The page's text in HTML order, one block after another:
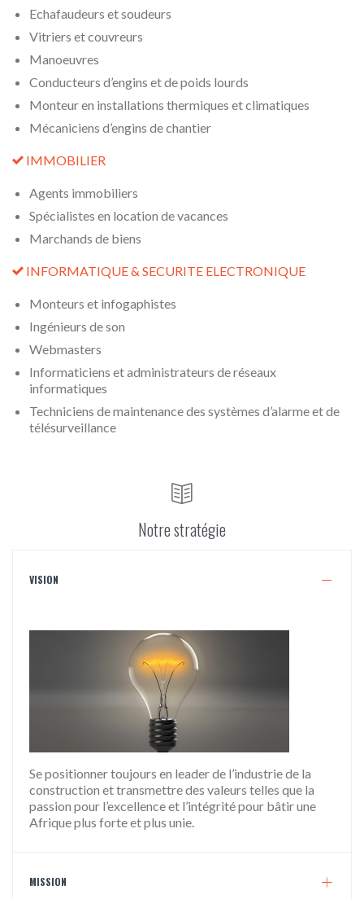
Echafaudeurs et soudeurs
Vitriers et couvreurs
Manoeuvres
Conducteurs d’engins et de poids lourds
Monteur en installations thermiques et climatiques
Mécaniciens d’engins de chantier
 IMMOBILIER
Agents immobiliers
Spécialistes en location de vacances
Marchands de biens
 INFORMATIQUE& SECURITE ELECTRONIQUE
Monteurs et infogaphistes
Ingénieurs de son
Webmasters
Informaticiens et administrateurs de réseaux
informatiques
Techniciens de maintenance des systèmes d’alarme et de
télésurveillance

Notre stratégie
VISION
Se positionner toujours en leader de l’industrie de la
construction et transmettre des valeurs telles que la
passion pour l’excellence et l’intégrité pour bâtir une
Afrique plus forte et plus unie.
MISSION